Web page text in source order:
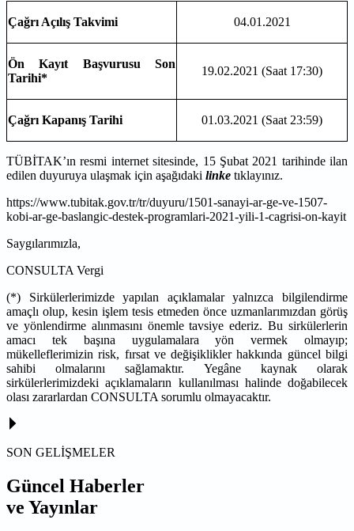
Çağrı Açılış Takvimi 04.01.2021
Ön Kayıt Başvurusu Son
Tarihi*
19.02.2021 (Saat 17:30)
Çağrı Kapanış Tarihi 01.03.2021 (Saat 23:59)
TÜBİTAK’ın resmi internet sitesinde, 15 Şubat 2021 tarihinde ilan
edilen duyuruya ulaşmak için aşağıdaki linke tıklayınız.
https://www.tubitak.gov.tr/tr/duyuru/1501-sanayi-ar-ge-ve-1507-
kobi-ar-ge-baslangic-destek-programlari-2021-yili-1-cagrisi-on-kayit
Saygılarımızla,
CONSULTA Vergi
(*) Sirkülerlerimizde yapılan açıklamalar yalnızca bilgilendirme
amaçlı olup, kesin işlem tesis etmeden önce uzmanlarımızdan görüş
ve yönlendirme alınmasını önemle tavsiye ederiz. Bu sirkülerlerin
amacı tek başına uygulamalara yön vermek olmayıp;
mükelleflerimizin risk, fırsat ve değişiklikler hakkında güncel bilgi
sahibi olmalarını sağlamaktır. Yegâne kaynak olarak
sirkülerlerimizdeki açıklamaların kullanılması halinde doğabilecek
olası zararlardan CONSULTA sorumlu olmayacaktır.
SON GELİŞMELER
Güncel Haberler
ve Yayınlar